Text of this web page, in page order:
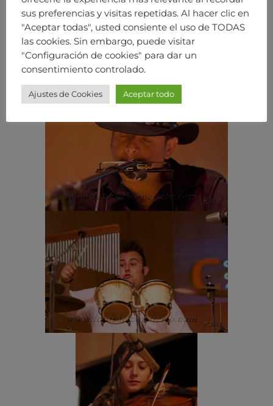
sus preferencias y visitas repetidas. Al hacer clic en
"Aceptar todas", usted consiente el uso de TODAS
las cookies. Sin embargo, puede visitar
"Configuración de cookies" para dar un
consentimiento controlado.
Ajustes de Cookies Aceptar todo